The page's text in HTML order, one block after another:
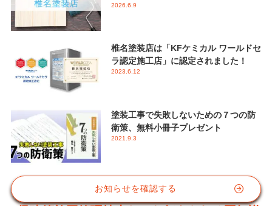
2026.6.9
椎名塗装店は「KFケミカル ワールドセ
ラ認定施工店」に認定されました！
2023.6.12
塗装工事で失敗しないための７つの防
衛策、無料小冊子プレゼント
2021.9.3
お知らせを確認する